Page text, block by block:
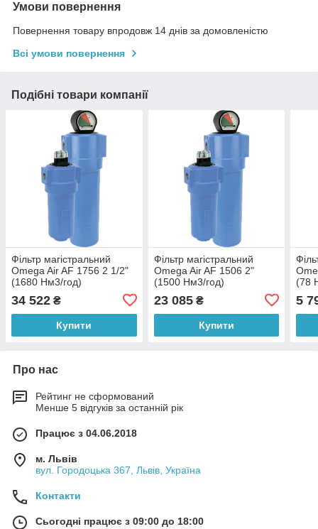
Умови повернення
Повернення товару впродовж 14 днів за домовленістю
Всі умови повернення
Подібні товари компанії
Фільтр магістральний
Omega Air AF 1756 2 1/2"
(1680 Нм3/год)
34 522 ₴
Купити
Фільтр магістральний
Omega Air AF 1506 2"
(1500 Нм3/год)
23 085₴
Купити
(78
5
Про нас
Рейтинг не сформований
Менше 5 відгуків за останній рік
Працює з 04.06.2018
м. Львів
вул. Городоцька 367, Львів, Україна
Контакти
Сьогодні працює з 09:00 до 18:00